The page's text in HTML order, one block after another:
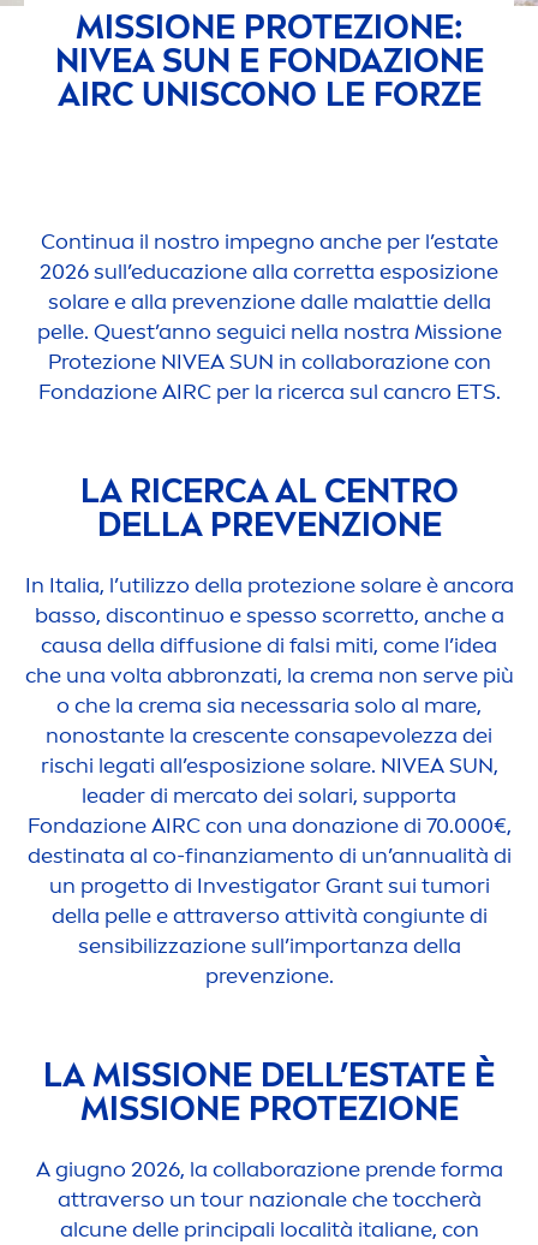
MISSIONE PROTEZIONE:
NIVEA SUN E FONDAZIONE
AIRC UNISCONO LE FORZE
Continua il nostro impegno anche per l’estate
2026 sull’educazione alla corretta esposizione
solare e alla prevenzione dalle malattie della
pelle. Quest’anno seguici nella nostra Missione
Protezione NIVEA SUN in collaborazione con
Fondazione AIRC per la ricerca sul cancro ETS.
LA RICERCA AL CENTRO
DELLA PREVENZIONE
In Italia, l’utilizzo della protezione solare è ancora
basso, discontinuo e spesso scorretto, anche a
causa della diffusione di falsi miti, come l’idea
che una volta abbronzati, la crema non serve più
o che la crema sia necessaria solo al mare,
nonostante la crescente consapevolezza dei
rischi legati all’esposizione solare. NIVEA SUN,
leader di mercato dei solari, supporta
Fondazione AIRC con una donazione di 70.000€,
destinata al co-finanziamento di un’annualità di
un progetto di Investigator Grant sui tumori
della pelle e attraverso attività congiunte di
sensibilizzazione sull’importanza della
prevenzione.
LA MISSIONE DELL’ESTATE È
MISSIONE PROTEZIONE
A giugno 2026, la collaborazione prende forma
attraverso un tour nazionale che toccherà
alcune delle principali località italiane, con